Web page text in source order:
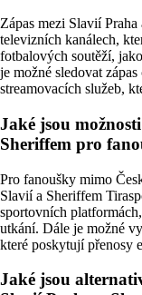
Zápas mezi Slavií
televizních kanálech,
fotbalových soutěží,
je možné sledovat
streamovacích služeb,
Jaké jsou
Sheriffem pro
Pro fanoušky mimo
Slavií a Sheriffem
sportovních
utkání. Dále je možné
které poskytují přenosy
Jaké jsou